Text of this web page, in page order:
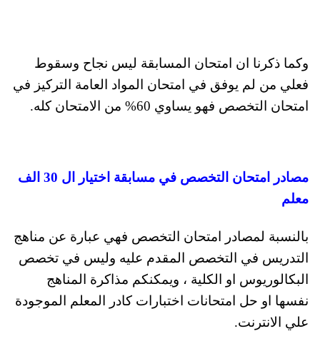
وكما ذكرنا ان امتحان المسابقة ليس نجاح وسقوط
فعلي من لم يوفق في امتحان المواد العامة التركيز في
امتحان التخصص فهو يساوي 60% من الامتحان كله.
مصادر امتحان التخصص في مسابقة اختيار ال 30 الف
معلم
بالنسبة لمصادر امتحان التخصص فهي عبارة عن مناهج
التدريس في التخصص المقدم عليه وليس في تخصص
البكالوريوس او الكلية ، ويمكنكم مذاكرة المناهج
نفسها او حل امتحانات اختبارات كادر المعلم الموجودة
علي الانترنت.